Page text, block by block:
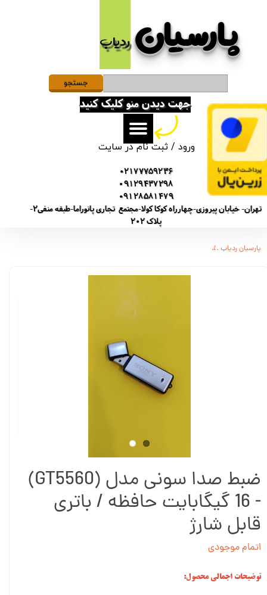
پارسیان​​​​​​​ردیاب
ورود /ثبت نام در سایت
حساب کاربری من
تغییر گذر واژه
سفارشات
خروج از حساب کاربری
02177759236
09129437298
09128581479
تهران- خیابان پیروزی-چهارراه کوکا کولا-مجتمع تجاری پانوراما-طبقه منفی2-
پلاک 202
جهت دیدن منو کلیک کنید
جستجو
پارسیان ردیاب
ضبط صدا سونی مدل (GT5560)
- 16 گیگابایت حافظه / باتری
قابل شارژ
اتمام موجودی
توضیحات اجمالی محصول: